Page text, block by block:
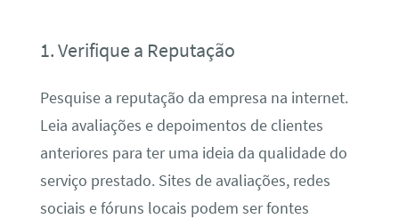
1. Verifique a Reputação
Pesquise a reputação da empresa na internet.
Leia avaliações e depoimentos de clientes
anteriores para ter uma ideia da qualidade do
serviço prestado. Sites de avaliações, redes
sociais e fóruns locais podem ser fontes